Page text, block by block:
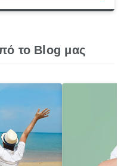
το Blog μας